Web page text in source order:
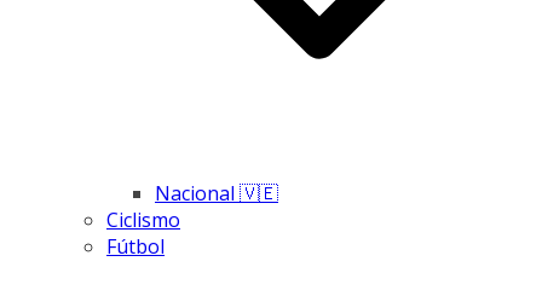
Nacional 🇻🇪
Ciclismo
Fútbol